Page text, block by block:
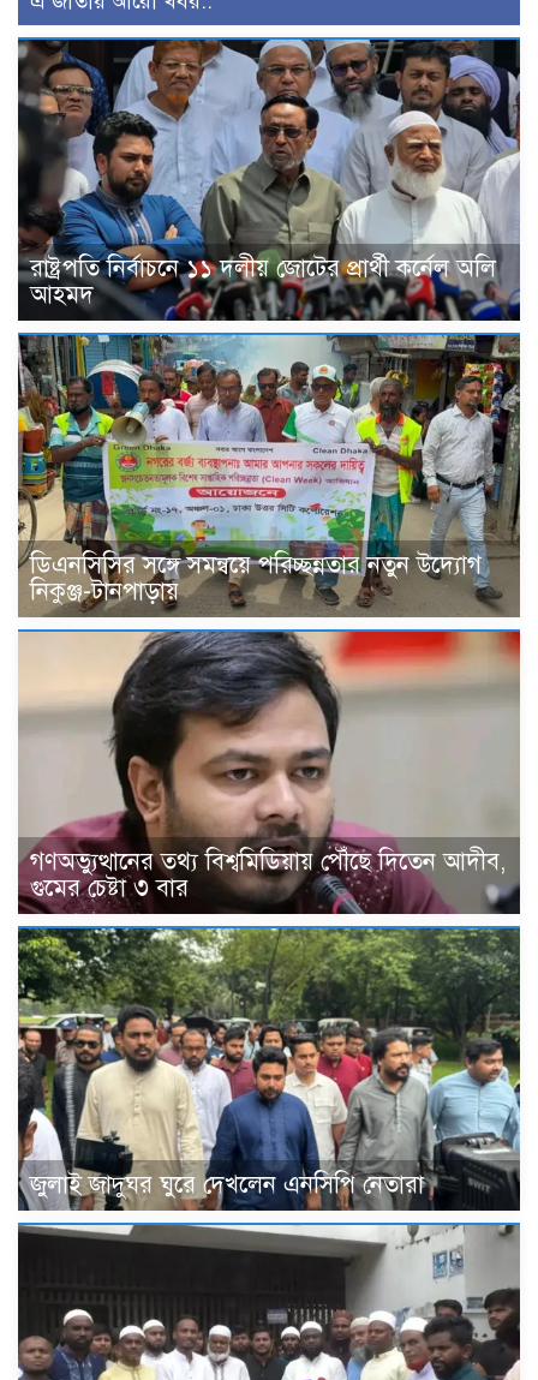
রাষ্ট্রপতি নির্বাচনে ১১ দলীয় জোটের প্রার্থী কর্নেল অলি
আহমদ
ডিএনসিসির সঙ্গে সমন্বয়ে পরিচ্ছন্নতার নতুন উদ্যোগ
নিকুঞ্জ-টানপাড়ায়
গণঅভ্যুত্থানের তথ্য বিশ্বমিডিয়ায় পৌঁছে দিতেন আদীব,
গুমের চেষ্টা ৩ বার
জুলাই জাদুঘর ঘুরে দেখলেন এনসিপি নেতারা